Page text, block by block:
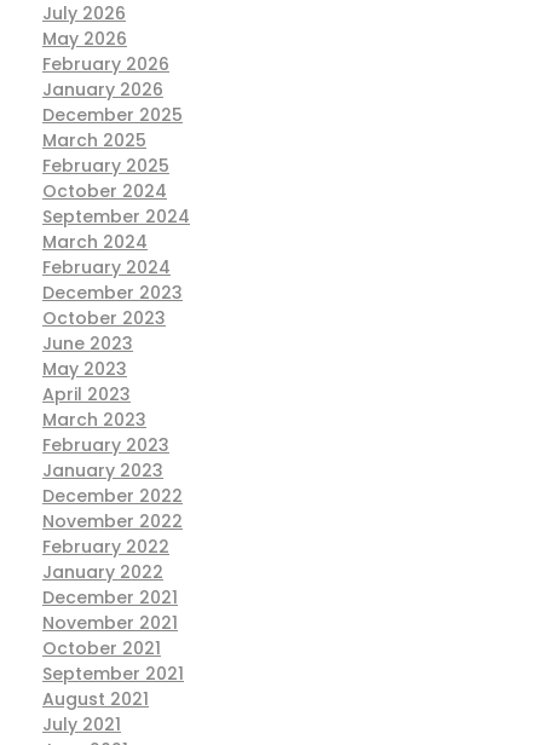
July 2026
May 2026
February 2026
January 2026
December 2025
March 2025
February 2025
October 2024
September 2024
March 2024
February 2024
December 2023
October 2023
June 2023
May 2023
April 2023
March 2023
February 2023
January 2023
December 2022
November 2022
February 2022
January 2022
December 2021
November 2021
October 2021
September 2021
August 2021
July 2021